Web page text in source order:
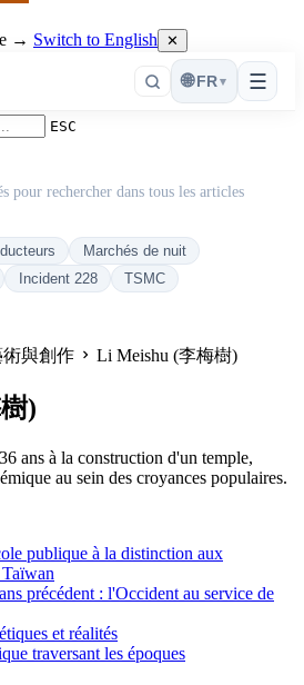
→ Switch to English ✕
☰
🌐 FR ▾
ESC
pour rechercher dans tous les articles
Marchés de nuit
Incident 228
TSMC
術與創作 Li Meishu (李梅樹)
)
ans à la construction d'un temple,
au sein des croyances populaires.
publique à la distinction aux
précédent : l'Occident au service de
et réalités
traversant les époques